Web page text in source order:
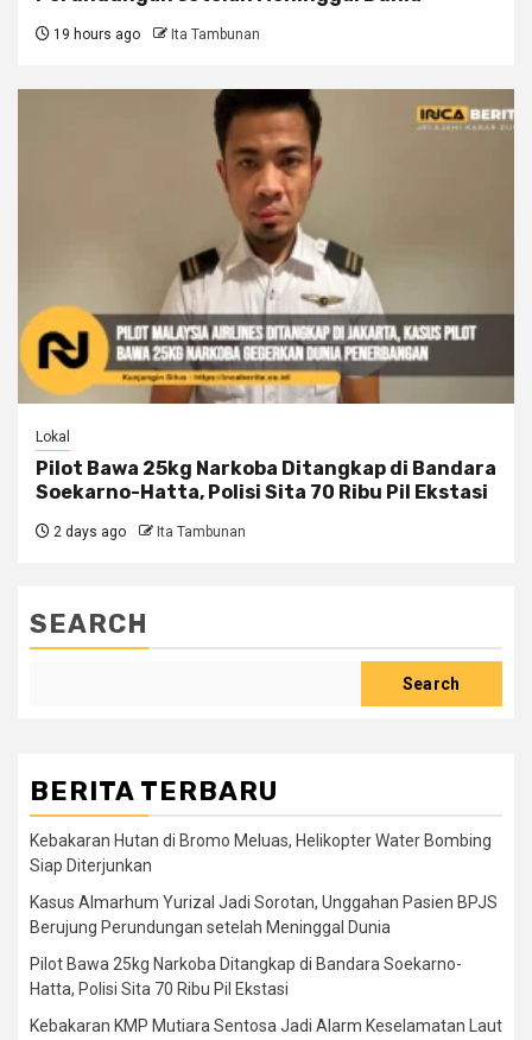
19 hours ago Ita Tambunan
Lokal
Pilot Bawa 25kg Narkoba Ditangkap di Bandara
Soekarno-Hatta, Polisi Sita 70 Ribu Pil Ekstasi
2 days ago Ita Tambunan
SEARCH
Search
BERITA TERBARU
Kebakaran Hutan di Bromo Meluas, Helikopter Water Bombing
Siap Diterjunkan
Kasus Almarhum Yurizal Jadi Sorotan, Unggahan Pasien BPJS
Berujung Perundungan setelah Meninggal Dunia
Pilot Bawa 25kg Narkoba Ditangkap di Bandara Soekarno-
Hatta, Polisi Sita 70 Ribu Pil Ekstasi
Kebakaran KMP Mutiara Sentosa Jadi Alarm Keselamatan Laut